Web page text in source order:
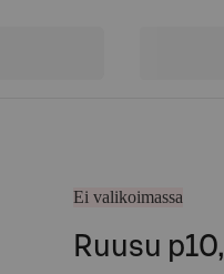
Ei valikoimassa
Ruusu